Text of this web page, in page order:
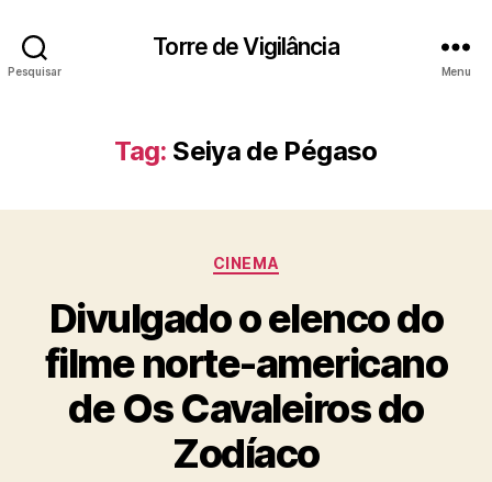
Pesquisar
Torre de Vigilância
Menu
Tag: Seiya de Pégaso
Categorias
CINEMA
Divulgado o elenco do
filme norte-americano
de Os Cavaleiros do
Zodíaco